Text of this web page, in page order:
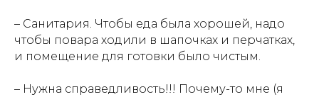
– Санитария. Чтобы еда была хорошей, надо
чтобы повара ходили в шапочках и перчатках,
и помещение для готовки было чистым.
– Нужна справедливость!!! Почему-то мне (я